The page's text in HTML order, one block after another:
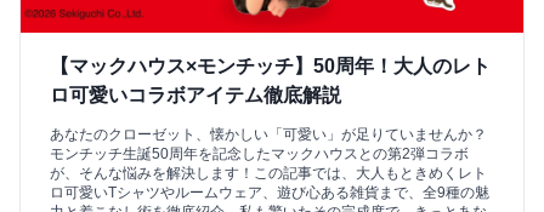
【マックハウス×モンチッチ】50周年！大人のレト
ロ可愛いコラボアイテム徹底解説
あなたのクローゼット、懐かしい「可愛い」が足りていませんか？
モンチッチ生誕50周年を記念したマックハウスとの第2弾コラボ
が、そんな悩みを解決します！この記事では、大人もときめくレト
ロ可愛いTシャツやルームウェア、遊び心ある雑貨まで、全9種の魅